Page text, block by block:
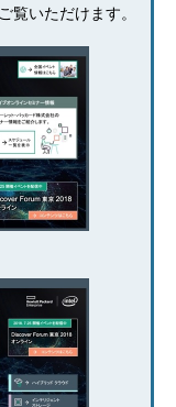
覧いただけます。